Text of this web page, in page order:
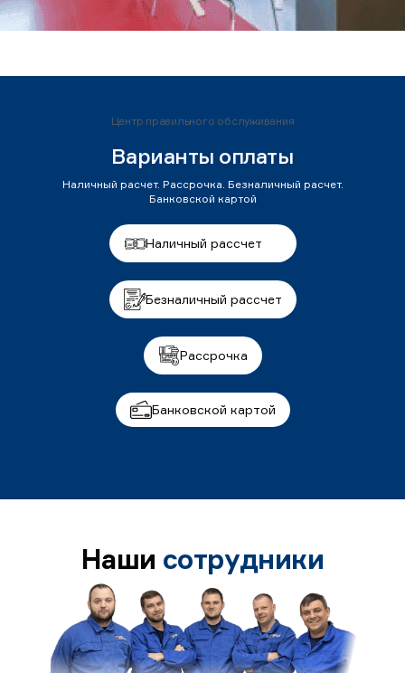
Центр правильного обслуживания
Варианты оплаты
Наличный расчет. Рассрочка. Безналичный расчет.
Банковской картой
Наличный рассчет
Безналичный рассчет
Рассрочка
Банковской картой
Наши сотрудники